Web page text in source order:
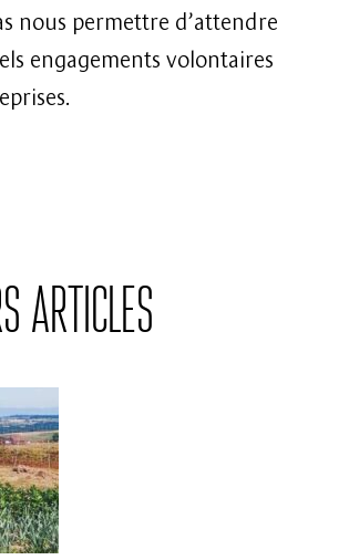
nous permettre d’attendre
engagements volontaires
articles